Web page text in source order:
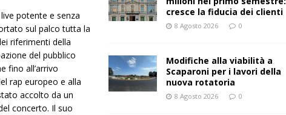
potente e senza
sul palco tutta la
riferimenti della
del pubblico
fino all’arrivo
rap europeo e alla
accolto da un
concerto. Il suo
cresce la fiducia dei clienti
8 Agosto 2026 0
Modifiche alla viabilità a
Scaparoni per i lavori della
nuova rotatoria
8 Agosto 2026 0